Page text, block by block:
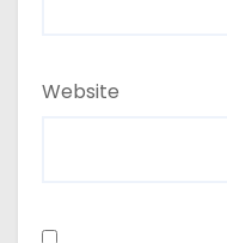
Website